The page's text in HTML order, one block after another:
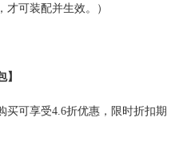
可装配并生效。）
买可享受4.6折优惠，限时折扣期